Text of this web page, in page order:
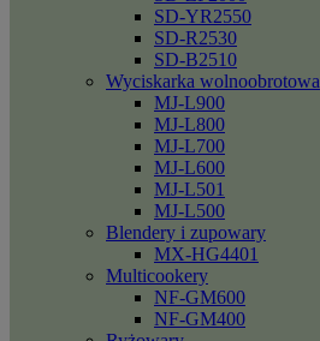
SD-YR2550
SD-R2530
SD-B2510
Wyciskarka wolnoobrotowa
MJ-L900
MJ-L800
MJ-L700
MJ-L600
MJ-L501
MJ-L500
Blendery i zupowary
MX-HG4401
Multicookery
NF-GM600
NF-GM400